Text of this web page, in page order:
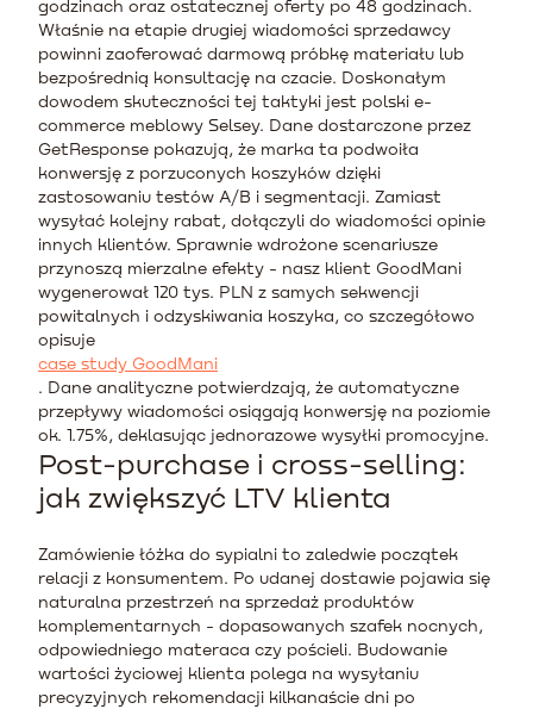
godzinach oraz ostatecznej oferty po 48 godzinach.
Właśnie na etapie drugiej wiadomości sprzedawcy
powinni zaoferować darmową próbkę materiału lub
bezpośrednią konsultację na czacie. Doskonałym
dowodem skuteczności tej taktyki jest polski e-
commerce meblowy Selsey. Dane dostarczone przez
GetResponse pokazują, że marka ta podwoiła
konwersję z porzuconych koszyków dzięki
zastosowaniu testów A/B i segmentacji. Zamiast
wysyłać kolejny rabat, dołączyli do wiadomości opinie
innych klientów. Sprawnie wdrożone scenariusze
przynoszą mierzalne efekty - nasz klient GoodMani
wygenerował 120 tys. PLN z samych sekwencji
powitalnych i odzyskiwania koszyka, co szczegółowo
opisuje
case study GoodMani
. Dane analityczne potwierdzają, że automatyczne
przepływy wiadomości osiągają konwersję na poziomie
ok. 1.75%, deklasując jednorazowe wysyłki promocyjne.
Post-purchase i cross-selling:
jak zwiększyć LTV klienta
Zamówienie łóżka do sypialni to zaledwie początek
relacji z konsumentem. Po udanej dostawie pojawia się
naturalna przestrzeń na sprzedaż produktów
komplementarnych - dopasowanych szafek nocnych,
odpowiedniego materaca czy pościeli. Budowanie
wartości życiowej klienta polega na wysyłaniu
precyzyjnych rekomendacji kilkanaście dni po